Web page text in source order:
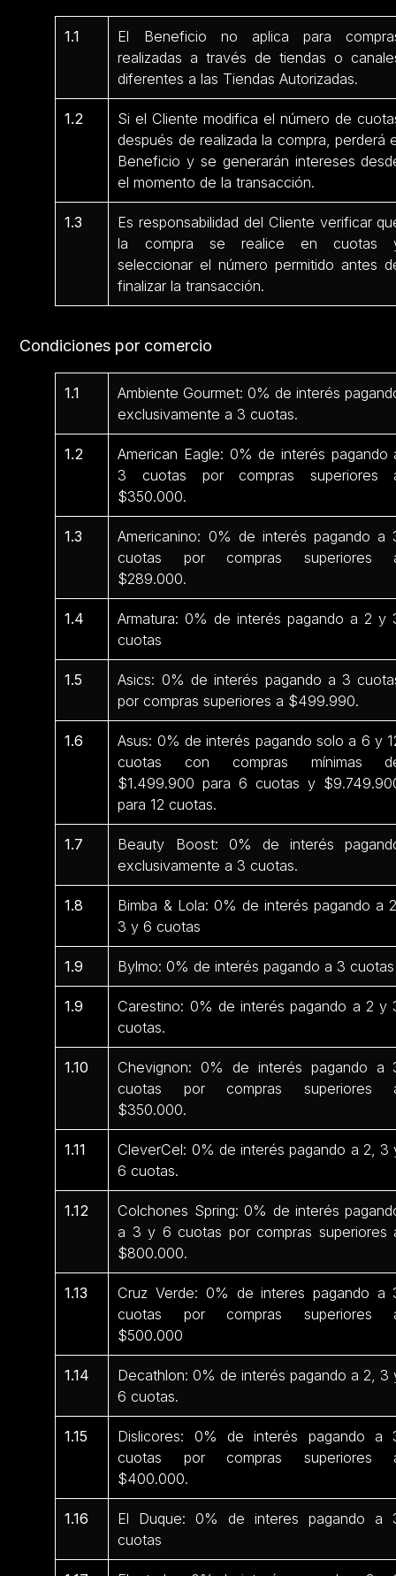
1.1
El Beneficio no aplica para
realizadas a través de tiendas o
diferentes a las Tiendas Autorizadas.
1.2
Si el Cliente modifica el número de
después de realizada la compra, perderá
Beneficio y se generarán intereses
el momento de la transacción.
1.3
Es responsabilidad del Cliente verificar
la compra se realice en cuotas
seleccionar el número permitido antes
finalizar la transacción.
Condiciones por comercio
1.1
Ambiente Gourmet: 0% de interés
exclusivamente a 3 cuotas.
1.2
American Eagle: 0% de interés pagando
3 cuotas por compras superiores
$350.000.
1.3
Americanino: 0% de interés pagando a
cuotas por compras superiores
$289.000.
1.4
Armatura: 0% de interés pagando a 2 y
cuotas
1.5
Asics: 0% de interés pagando a 3
por compras superiores a $499.990.
1.6
Asus: 0% de interés pagando solo a 6 y
cuotas con compras mínimas
$1.499.900 para 6 cuotas y
para 12 cuotas.
1.7
Beauty Boost: 0% de interés
exclusivamente a 3 cuotas.
1.8
Bimba & Lola: 0% de interés pagando a
3 y 6 cuotas
1.9 Bylmo: 0% de interés pagando a 3 cuotas
1.9
Carestino: 0% de interés pagando a 2 y
cuotas.
1.10
Chevignon: 0% de interés pagando a
cuotas por compras superiores
$350.000.
1.11
CleverCel: 0% de interés pagando a 2, 3
6 cuotas.
1.12
Colchones Spring: 0% de interés
a 3 y 6 cuotas por compras superiores
$800.000.
1.13
Cruz Verde: 0% de interes pagando a
cuotas por compras superiores
$500.000
1.14
Decathlon: 0% de interés pagando a 2, 3
6 cuotas.
1.15
Dislicores: 0% de interés pagando a
cuotas por compras superiores
$400.000.
1.16
El Duque: 0% de interes pagando a
cuotas